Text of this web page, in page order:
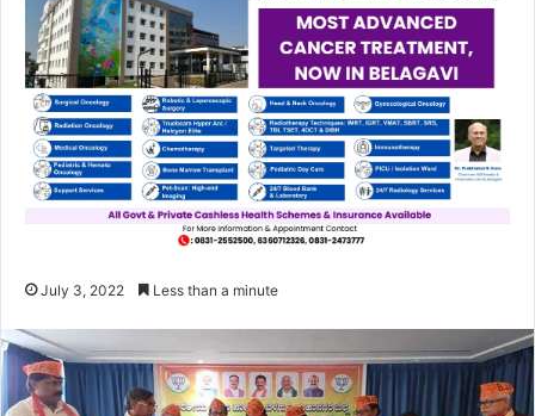
July 3, 2022 Less than a minute